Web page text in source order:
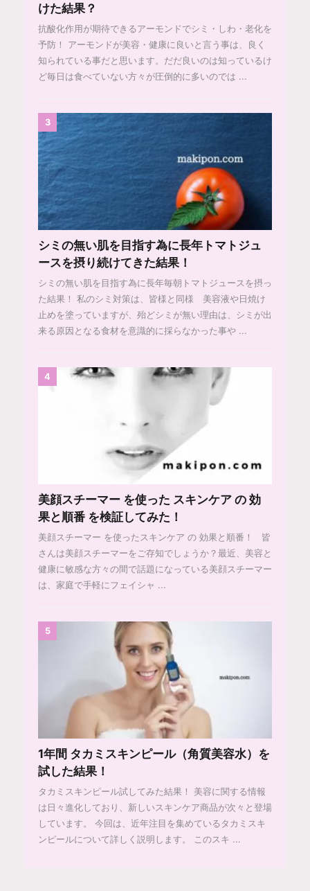
けた結果？
抗酸化作用が期待できるアーモンドでシミ・しわ・老化を
予防！ アーモンドが美容・健康に良いと言う事は、良く
知られている事だと思います。だだ良いのは知っているけ
ど毎日は食べていない方々が圧倒的に多いのでは ...
3
シミの無い肌を目指す為に長年トマトジュ
ースを摂り続けてきた結果！
シミの無い肌を目指す為に長年毎朝トマトジュースを摂っ
た結果！ 私のシミ対策は、皆様と同様 美容液や日焼け
止めを塗っていますが、殆どシミが無い理由は、シミが出
来る原因となる食材を意識的に採らなかった事や ...
4
美顔スチーマー を使った スキンケア の 効
果と順番 を検証してみた！
美顔スチーマー を使ったスキンケア の 効果と順番！ 皆
さんは美顔スチーマーをご存知でしょうか？最近、美容と
健康に敏感な方々の間で話題になっている美顔スチーマー
は、家庭で手軽にフェイシャ ...
5
1年間 タカミスキンピール（角質美容水）を
試した結果！
タカミスキンピール試してみた結果！ 美容に関する情報
は日々進化しており、新しいスキンケア商品が次々と登場
しています。 今回は、近年注目を集めているタカミスキ
ンピールについて詳しく説明します。 このスキ ...